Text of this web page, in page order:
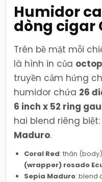
Humidor
dòng cigar
Trên bề mặt mỗi
là hình in của
truyền cảm hứng
humidor chứa 26
6 inch x 52 ring
hai blend riêng biệt:
Maduro.
Coral Red: thân
(wrapper) rosado
Sepia Maduro: blend